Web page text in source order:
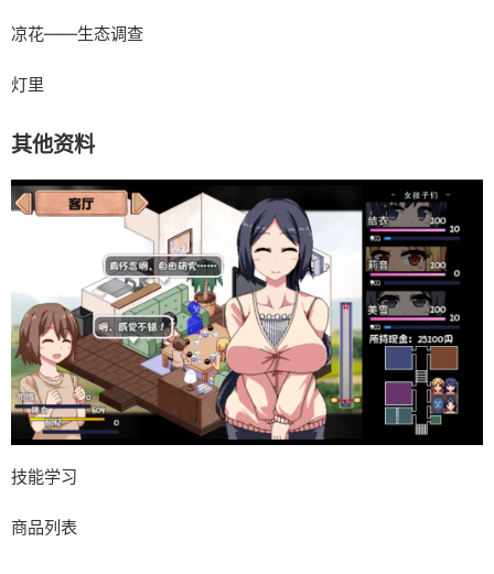
凉花——生态调查
灯里
其他资料
技能学习
商品列表